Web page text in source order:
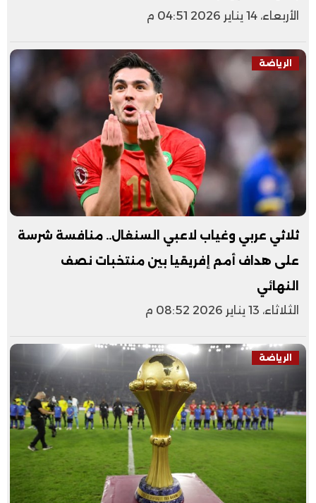
الأربعاء، 14 يناير 2026 04:51 م
الرياضة
ثلاثي عربي وغياب لاعبي السنغال.. منافسة شرسة
على هداف أمم إفريقيا بين منتخبات نصف
النهائي
الثلاثاء، 13 يناير 2026 08:52 م
الرياضة